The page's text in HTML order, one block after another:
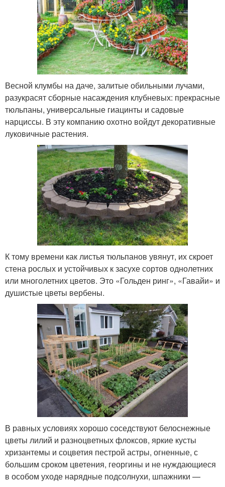
Весной клумбы на даче, залитые обильными лучами,
разукрасят сборные насаждения клубневых: прекрасные
тюльпаны, универсальные гиацинты и садовые
нарциссы. В эту компанию охотно войдут декоративные
луковичные растения.
К тому времени как листья тюльпанов увянут, их скроет
стена рослых и устойчивых к засухе сортов однолетних
или многолетних цветов. Это «Гольден ринг», «Гавайи» и
душистые цветы вербены.
В равных условиях хорошо соседствуют белоснежные
цветы лилий и разноцветных флоксов, яркие кусты
хризантемы и соцветия пестрой астры, огненные, с
большим сроком цветения, георгины и не нуждающиеся
в особом уходе нарядные подсолнухи, шпажники —